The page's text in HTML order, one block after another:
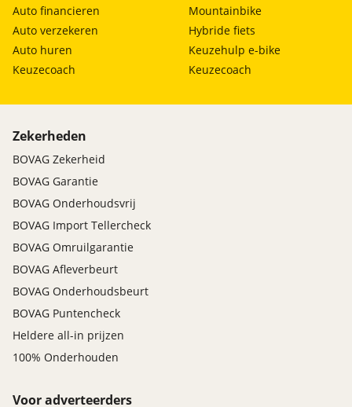
Auto financieren
Auto verzekeren
Auto huren
Keuzecoach
Mountainbike
Hybride fiets
Keuzehulp e-bike
Keuzecoach
Zekerheden
BOVAG Zekerheid
BOVAG Garantie
BOVAG Onderhoudsvrij
BOVAG Import Tellercheck
BOVAG Omruilgarantie
BOVAG Afleverbeurt
BOVAG Onderhoudsbeurt
BOVAG Puntencheck
Heldere all-in prijzen
100% Onderhouden
Voor adverteerders